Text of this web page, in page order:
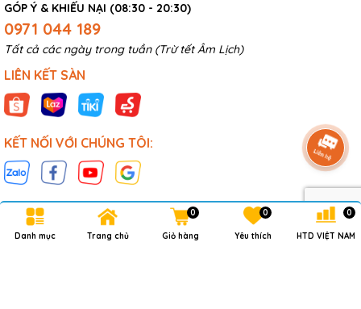
GÓP Ý & KHIẾU NẠI (08:30 - 20:30)
0971 044 189
Tất cả các ngày trong tuần (Trừ tết Âm Lịch)
LIÊN KẾT SÀN
KẾT NỐI VỚI CHÚNG TÔI:
Bản quyền thuộc vềHTD VN CO.,LTD
Danh mục Trang chủ Giỏ hàng
0
Yêu thích
0
HTD VIỆT NAM
0